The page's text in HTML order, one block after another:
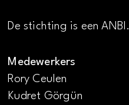
De stichting is een ANBI.
Medewerkers
Rory Ceulen
Kudret Görgün